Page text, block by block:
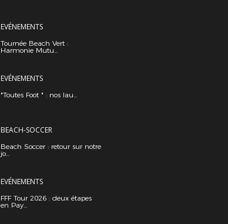
EVÉNEMENTS
Tournée Beach Vert :
Harmonie Mutu...
EVÉNEMENTS
"Toutes Foot " : nos lau...
BEACH-SOCCER
Beach Soccer : retour sur notre
jo...
EVÉNEMENTS
FFF Tour 2026 : deux étapes
en Pay...